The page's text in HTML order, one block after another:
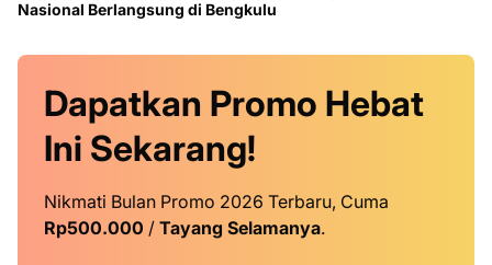
Nasional Berlangsung di Bengkulu
Dapatkan Promo Hebat
Ini Sekarang!
Nikmati Bulan Promo 2026 Terbaru, Cuma
Rp500.000 / Tayang Selamanya.